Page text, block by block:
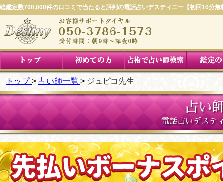
総鑑定数700,000件の口コミで当たると評判の電話占いデスティニー【初回10分無
トップ 占い師一覧 ジュピコ先生
占い
電話占いデステ